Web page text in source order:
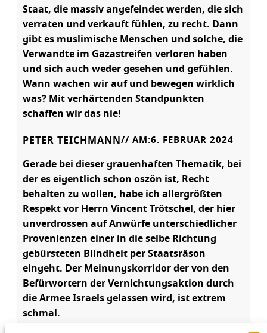
Staat, die massiv angefeindet werden, die sich
verraten und verkauft fühlen, zu recht. Dann
gibt es muslimische Menschen und solche, die
Verwandte im Gazastreifen verloren haben
und sich auch weder gesehen und gefühlen.
Wann wachen wir auf und bewegen wirklich
was? Mit verhärtenden Standpunkten
schaffen wir das nie!
PETER TEICHMANN // AM:6. FEBRUAR 2024
Gerade bei dieser grauenhaften Thematik, bei
der es eigentlich schon oszön ist, Recht
behalten zu wollen, habe ich allergrößten
Respekt vor Herrn Vincent Trötschel, der hier
unverdrossen auf Anwürfe unterschiedlicher
Provenienzen einer in die selbe Richtung
gebürsteten Blindheit per Staatsräson
eingeht. Der Meinungskorridor der von den
Befürwortern der Vernichtungsaktion durch
die Armee Israels gelassen wird, ist extrem
schmal.